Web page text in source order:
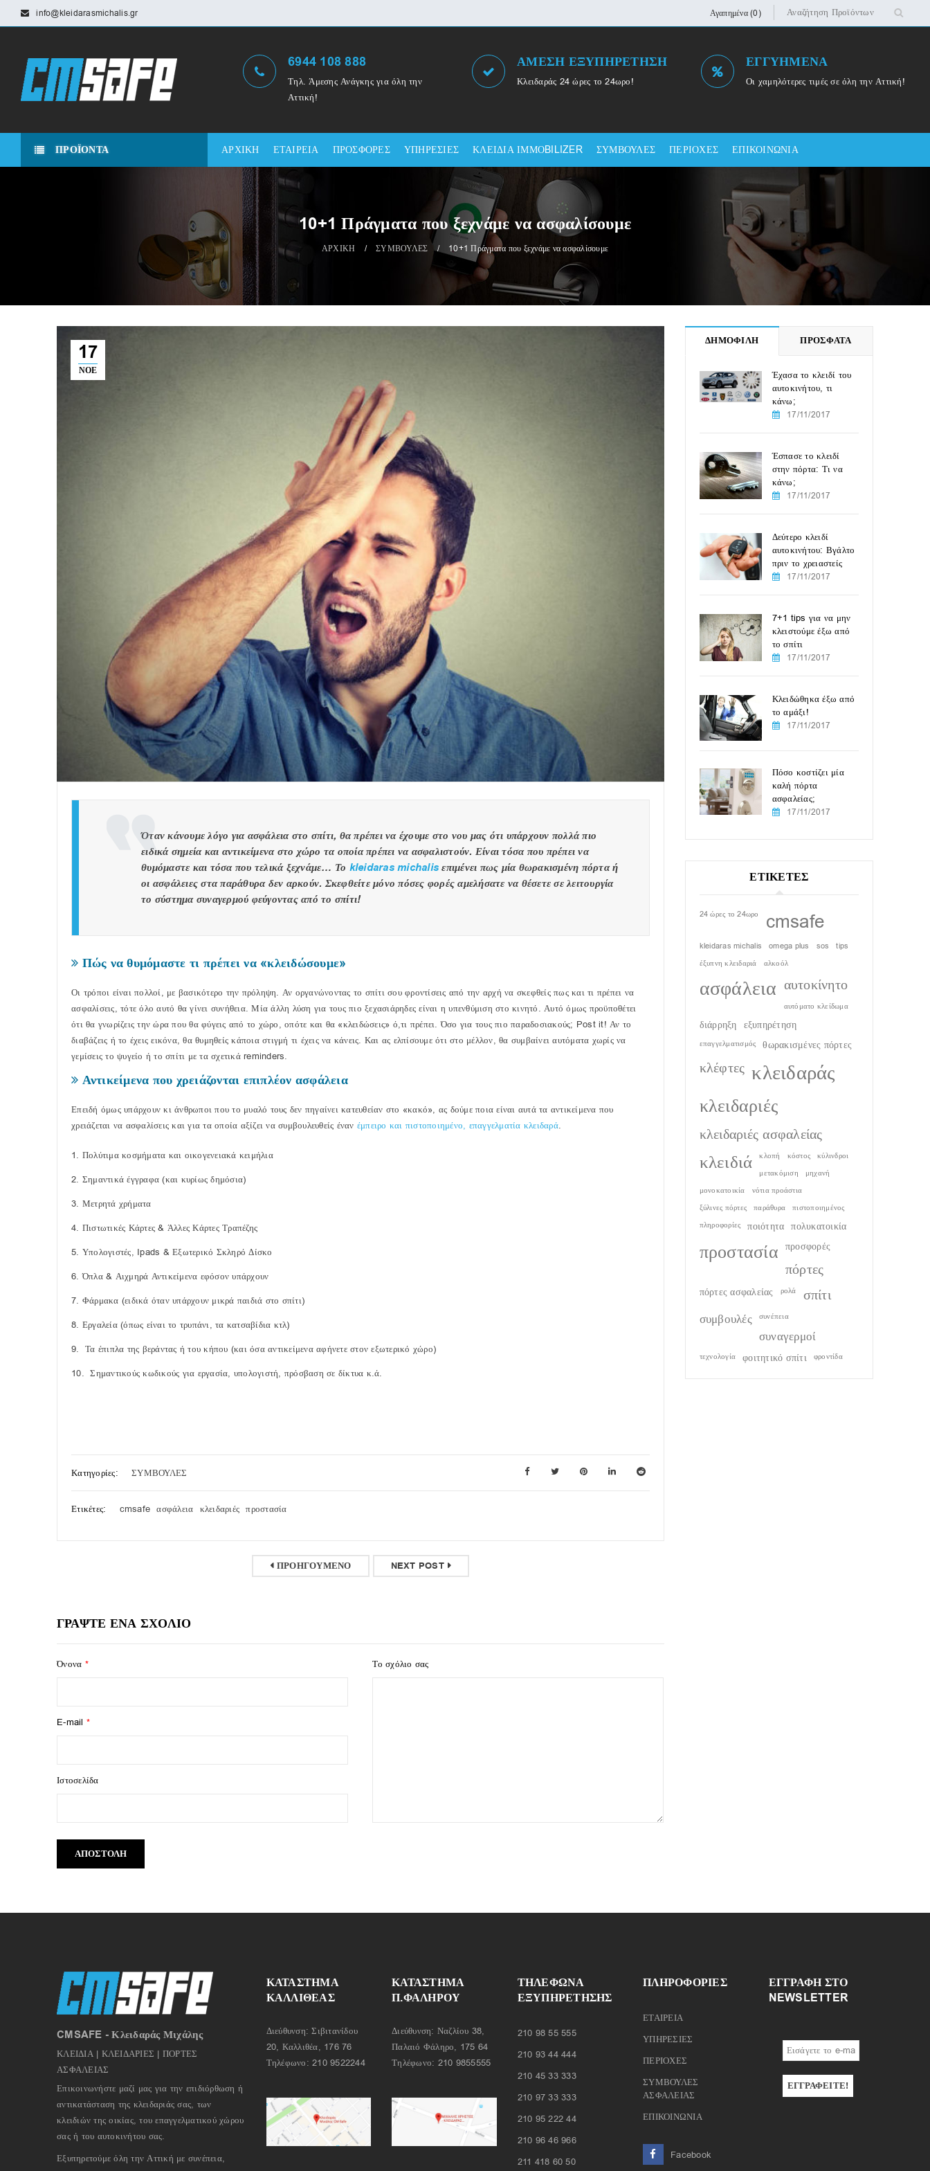
info@kleidarasmichalis.gr Αγαπημένα (0)
6944 108 888
Τηλ. Άμεσης Ανάγκης για όλη την
Αττική!
ΑΜΕΣΗ ΕΞΥΠΗΡΕΤΗΣΗ
Κλειδαράς 24 ώρες το 24ωρο!
ΕΓΓΥΗΜΕΝΑ
Οι χαμηλότερες τιμές σε όλη την Αττική!
ΠΡΟΪΟΝΤΑ ΑΡΧΙΚΗ ΕΤΑΙΡΕΙΑ ΠΡΟΣΦΟΡΕΣ ΥΠΗΡΕΣΙΕΣ ΚΛΕΙΔΙΑ ΙΜΜΟBILIZER ΣΥΜΒΟΥΛΕΣ ΠΕΡΙΟΧΕΣ ΕΠΙΚΟΙΝΩΝΙΑ
10+1 Πράγματα που ξεχνάμε να ασφαλίσουμε
ΑΡΧΙΚΗ / ΣΥΜΒΟΥΛΕΣ / 10+1 Πράγματα που ξεχνάμε να ασφαλίσουμε
17
ΝΟΈ
Όταν κάνουμε λόγο για ασφάλεια στο σπίτι, θα πρέπει να έχουμε στο νου μας ότι υπάρχουν πολλά πιο
ειδικά σημεία και αντικείμενα στο χώρο τα οποία πρέπει να ασφαλιστούν. Είναι τόσα που πρέπει να
θυμόμαστε και τόσα που τελικά ξεχνάμε… Το kleidaras michalisεπιμένει πως μία θωρακισμένη πόρτα ή
οι ασφάλειες στα παράθυρα δεν αρκούν. Σκεφθείτε μόνο πόσες φορές αμελήσατε να θέσετε σε λειτουργία
το σύστημα συναγερμού φεύγοντας από το σπίτι!
Πώς να θυμόμαστε τι πρέπει να «κλειδώσουμε»
Οι τρόποι είναι πολλοί, με βασικότερο την πρόληψη. Αν οργανώνοντας το σπίτι σου φροντίσεις από την αρχή να σκεφθείς πως και τι πρέπει να
ασφαλίσεις, τότε όλο αυτό θα γίνει συνήθεια. Μία άλλη λύση για τους πιο ξεχασιάρηδες είναι η υπενθύμιση στο κινητό. Αυτό όμως προϋποθέτει
ότι θα γνωρίζεις την ώρα που θα φύγεις από το χώρο, οπότε και θα «κλειδώσεις» ό,τι πρέπει. Όσο για τους πιο παραδοσιακούς; Post it! Αν το
διαβάζεις ή το έχεις εικόνα, θα θυμηθείς κάποια στιγμή τι έχεις να κάνεις. Και ας ελπίσουμε ότι στο μέλλον, θα συμβαίνει αυτόματα χωρίς να
γεμίσεις το ψυγείο ή το σπίτι με τα σχετικά reminders.
Αντικείμενα που χρειάζονται επιπλέον ασφάλεια
Επειδή όμως υπάρχουν κι άνθρωποι που το μυαλό τους δεν πηγαίνει κατευθείαν στο «κακό», ας δούμε ποια είναι αυτά τα αντικείμενα που
χρειάζεται να ασφαλίσεις και για τα οποία αξίζει να συμβουλευθείς έναν έμπειρο και πιστοποιημένο, επαγγελματία κλειδαρά.
Πολύτιμα κοσμήματα και οικογενειακά κειμήλια
Σημαντικά έγγραφα (και κυρίως δημόσια)
Μετρητά χρήματα
Πιστωτικές Κάρτες & Άλλες Κάρτες Τραπέζης
Υπολογιστές, Ipads & Εξωτερικό Σκληρό Δίσκο
Όπλα & Αιχμηρά Αντικείμενα εφόσον υπάρχουν
Φάρμακα (ειδικά όταν υπάρχουν μικρά παιδιά στο σπίτι)
Εργαλεία (όπως είναι το τρυπάνι, τα κατσαβίδια κτλ)
Τα έπιπλα της βεράντας ή του κήπου (και όσα αντικείμενα αφήνετε στον εξωτερικό χώρο)
Σημαντικούς κωδικούς για εργασία, υπολογιστή, πρόσβαση σε δίκτυα κ.ά.
Κατηγορίες: ΣΥΜΒΟΥΛΕΣ
Ετικέτες: cmsafe ασφάλεια κλειδαριές προστασία
ΠΡΟΗΓΟΥΜΕΝΟ NEXT POST
ΓΡΑΨΤΕ ΕΝΑ ΣΧΟΛΙΟ
Όνονα *
E-mail *
Ιστοσελίδα
Το σχόλιο σας
ΑΠΟΣΤΟΛΗ
ΔΗΜΟΦΙΛΗ ΠΡΟΣΦΑΤΑ
Έχασα το κλειδί του
αυτοκινήτου, τι
κάνω;
17/11/2017
Έσπασε το κλειδί
στην πόρτα: Τι να
κάνω;
17/11/2017
Δεύτερο κλειδί
αυτοκινήτου: Βγάλτο
πριν το χρειαστείς
17/11/2017
7+1 tips για να μην
κλειστούμε έξω από
το σπίτι
17/11/2017
Κλειδώθηκα έξω από
το αμάξι!
17/11/2017
Πόσο κοστίζει μία
καλή πόρτα
ασφαλείας;
17/11/2017
ΕΤΙΚΕΤΕΣ
24 ώρες το 24ωρο cmsafe
kleidaras michalis omega plus sos
tips
έξυπνη κλειδαριά
αλκοόλ
ασφάλεια αυτοκίνητο
αυτόματο κλείδωμα
διάρρηξη εξυπηρέτηση
επαγγελματισμός θωρακισμένες πόρτες
κλέφτες κλειδαράς
κλειδαριές
κλειδαριές ασφαλείας
κλειδιά κλοπή κόστος
κύλινδροι
μετακόμιση
μηχανή
μονοκατοικία
νότια προάστια
ξύλινες πόρτες
παράθυρα
πιστοποιημένος
πληροφορίες
ποιότητα πολυκατοικία
προστασία προσφορές
πόρτες
πόρτες ασφαλείας ρολά σπίτι
συμβουλές συνέπεια
συναγερμοί
τεχνολογία φοιτητικό σπίτι φροντίδα
CMSAFE - Κλειδαράς Μιχάλης
ΚΛΕΙΔΙΑ | ΚΛΕΙΔΑΡΙΕΣ | ΠΟΡΤΕΣ
ΑΣΦΑΛΕΙΑΣ
Επικοινωνήστε μαζί μας για την επιδιόρθωση ή
αντικατάσταση της κλειδαριάς σας, των
κλειδιών της οικίας, του επαγγελματικού χώρου
σας ή του αυτοκινήτου σας.
Εξυπηρετούμε όλη την Αττική με συνέπεια,
ΚΑΤΑΣΤΗΜΑ
ΚΑΛΛΙΘΕΑΣ
Διεύθυνση: Σιβιτανίδου
20, Καλλιθέα, 176 76
Τηλέφωνο: 210 9522244
ΚΑΤΑΣΤΗΜΑ
Π.ΦΑΛΗΡΟΥ
Διεύθυνση: Ναζλίου 38,
Παλαιό Φάληρο, 175 64
Τηλέφωνο: 210 9855555
ΤΗΛΈΦΩΝΑ
ΕΞΥΠΗΡΈΤΗΣΗΣ
210 98 55 555
210 93 44 444
210 45 33 333
210 97 33 333
210 95 222 44
210 96 46 966
211 418 60 50
ΠΛΗΡΟΦΟΡΙΕΣ
ΕΤΑΙΡΕΙΑ
ΥΠΗΡΕΣΙΕΣ
ΠΕΡΙΟΧΕΣ
ΣΥΜΒΟΥΛΕΣ
ΑΣΦΑΛΕΙΑΣ
ΕΠΙΚΟΙΝΩΝΙΑ
Facebook
ΕΓΓΡΑΦΉ ΣΤΟ
NEWSLETTER